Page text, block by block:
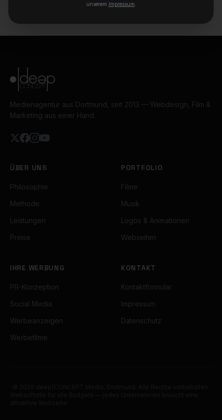
Medienagentur aus Dortmund, seit 2013 — Webdesign, Film &
Marketing aus einer Hand.
ÜBER UNS
Philosophie
Methode
Leistungen
Preise
PORTFOLIO
Filme
Musik
Logos & Animationen
Webseiten
IHRE WERBUNG
PR-Konzeption
Social Media
Werbeanzeigen
Werbefilme
KONTAKT
Kontaktformular
Impressum
Datenschutz
unserem Impressum